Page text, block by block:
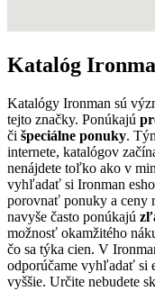
Katalóg
Katalógy Ironman sú
tejto značky. Ponúkajú
či špeciálne ponuky.
internete, katalógov
nenájdete toľko ako v
vyhľadať si Ironman
porovnať ponuky a ceny
navyše často ponúkajú
možnosť okamžitého
čo sa týka cien. V
odporúčame vyhľadať si
vyššie. Určite nebudete